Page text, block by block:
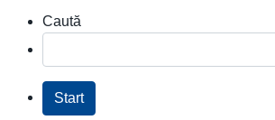
Caută